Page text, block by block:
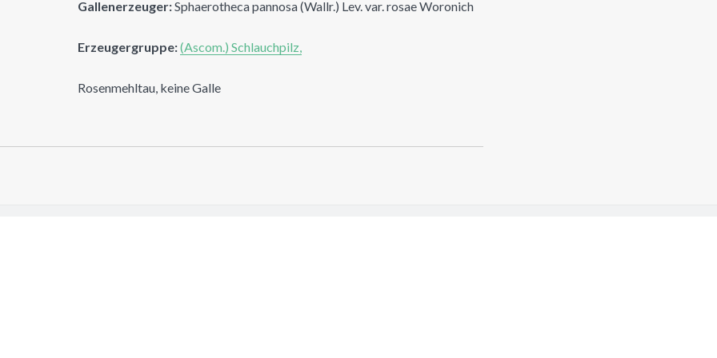
Gallenerzeuger:Sphaerotheca pannosa (Wallr.) Lev. var. rosae Woronich
Erzeugergruppe:(Ascom.) Schlauchpilz,
Rosenmehltau, keine Galle